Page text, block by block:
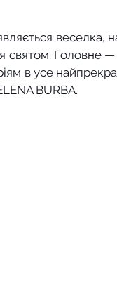
веселка,
святом. Головне
в усе
BURBA.